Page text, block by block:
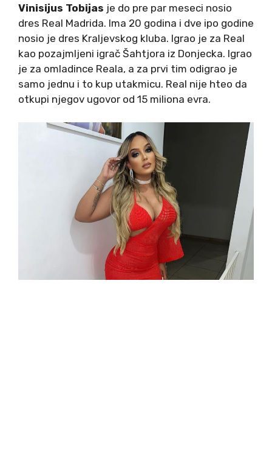
Vinisijus Tobijas je do pre par meseci nosio
dres Real Madrida. Ima 20 godina i dve ipo godine
nosio je dres Kraljevskog kluba. Igrao je za Real
kao pozajmljeni igrač Šahtjora iz Donjecka. Igrao
je za omladince Reala, a za prvi tim odigrao je
samo jednu i to kup utakmicu. Real nije hteo da
otkupi njegov ugovor od 15 miliona evra.